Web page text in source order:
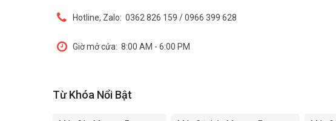
Hotline, Zalo: 0362 826 159 / 0966 399 628
Giờ mở cửa: 8:00 AM - 6:00 PM
Từ Khóa Nổi Bật